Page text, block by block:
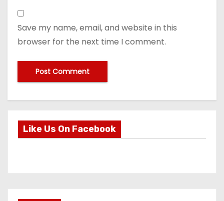
Save my name, email, and website in this
browser for the next time I comment.
Like Us On Facebook